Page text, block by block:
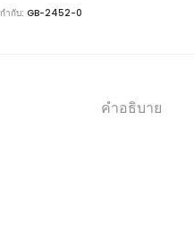
ำกับ: GB-2452-0
คำอธิบาย